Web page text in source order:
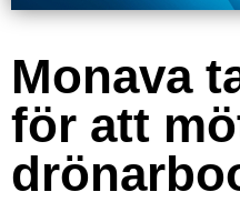
Monava
för att